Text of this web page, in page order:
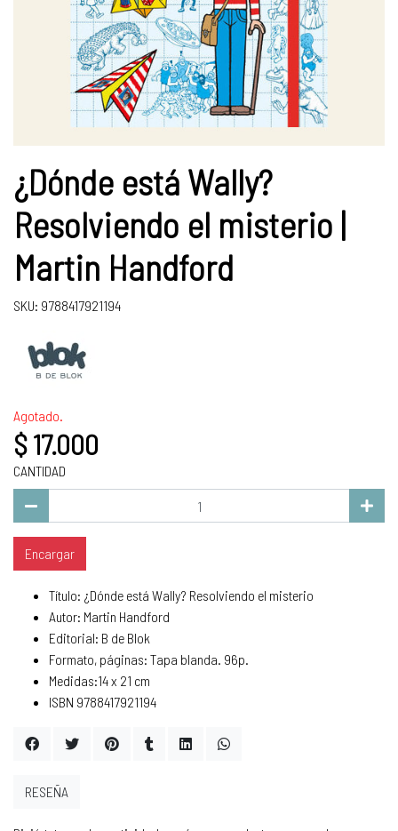
¿Dónde está Wally?
Resolviendo el misterio |
Martin Handford
SKU: 9788417921194
Agotado.
$ 17.000
CANTIDAD
Encargar
Título: ¿Dónde está Wally? Resolviendo el misterio
Autor: Martin Handford
Editorial: B de Blok
Formato, páginas: Tapa blanda. 96p.
Medidas:14 x 21 cm
ISBN 9788417921194
RESEÑA